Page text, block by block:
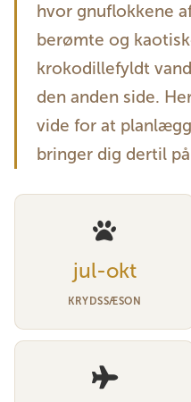
hvor gnuflokkene
berømte og
krokodillefyldt
den anden side.
vide for at
bringer dig dertil
jul-okt
KRYDSSÆSON